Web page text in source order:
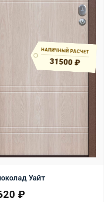
Уайт
цена
₽цена: 32620 ₽.
НАЛИЧНЫЙ РАСЧЕТ
31500 ₽